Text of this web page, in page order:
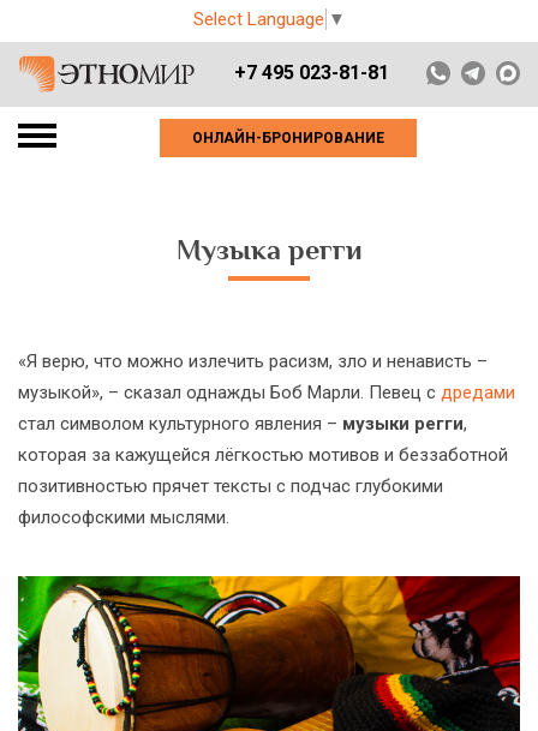
Select Language ▼
+7 495 023-81-81
ОНЛАЙН-БРОНИРОВАНИЕ
Музыка регги
«Я верю, что можно излечить расизм, зло и ненависть –
музыкой», – сказал однажды Боб Марли. Певец с дредами
стал символом культурного явления – музыки регги,
которая за кажущейся лёгкостью мотивов и беззаботной
позитивностью прячет тексты с подчас глубокими
философскими мыслями.